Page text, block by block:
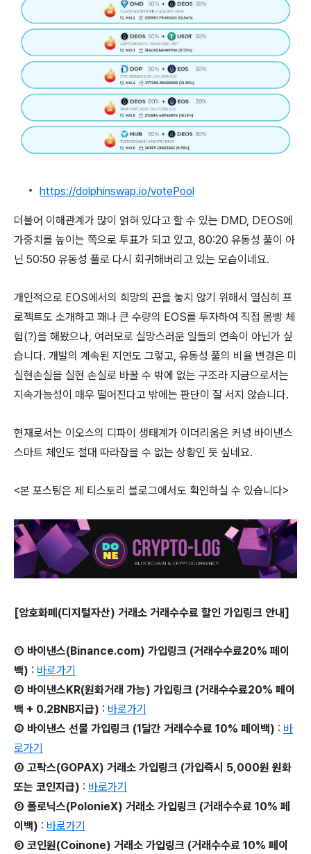
https://dolphinswap.io/votePool
더불어 이해관계가 많이 얽혀 있다고 할 수 있는 DMD, DEOS에
가중치를 높이는 쪽으로 투표가 되고 있고, 80:20 유동성 풀이 아
닌 50:50 유동성 풀로 다시 회귀해버리고 있는 모습이네요.
개인적으로 EOS에서의 희망의 끈을 놓지 않기 위해서 열심히 프
로젝트도 소개하고 꽤나 큰 수량의 EOS를 투자하여 직접 몸빵 체
험(?)을 해봤으나, 여러모로 실망스러운 일들의 연속이 아닌가 싶
습니다. 개발의 계속된 지연도 그렇고, 유동성 풀의 비율 변경은 미
실현손실을 실현 손실로 바꿀 수 밖에 없는 구조라 지금으로서는
지속가능성이 매우 떨어진다고 밖에는 판단이 잘 서지 않습니다.
현재로서는 이오스의 디파이 생태계가 이더리움은 커녕 바이낸스
스마트 체인도 절대 따라잡을 수 없는 상황인 듯 싶네요.
<본 포스팅은 제 티스토리 블로그에서도 확인하실 수 있습니다>
[암호화폐(디지털자산) 거래소 거래수수료 할인 가입링크 안내]
① 바이낸스(Binance.com) 가입링크 (거래수수료20% 페이
백) : 바로가기
② 바이낸스KR(원화거래 가능) 가입링크 (거래수수료20% 페이
백 + 0.2BNB지급) : 바로가기
③ 바이낸스 선물 가입링크 (1달간 거래수수료 10% 페이백) : 바
로가기
④ 고팍스(GOPAX) 거래소 가입링크 (가입즉시 5,000원 원화
또는 코인지급) : 바로가기
⑤ 폴로닉스(PolonieX) 거래소 가입링크 (거래수수료 10% 페
이백) : 바로가기
⑥ 코인원(Coinone) 거래소 가입링크 (거래수수료 10% 페이